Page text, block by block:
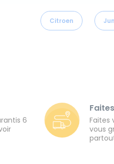
Citroen
6
Faites
vous